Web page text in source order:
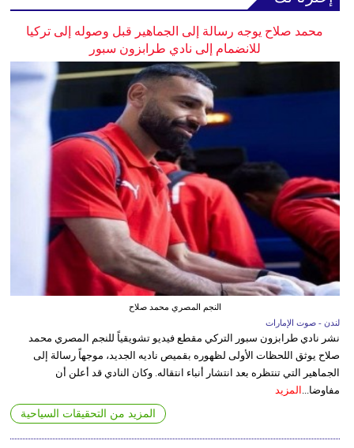
محمد صلاح يوجه رسالة إلى الجماهير قبل وصوله إلى تركيا
للانضمام إلى نادي طرابزون سبور
النجم المصري محمد صلاح
لندن - صوت الإمارات
نشر نادي طرابزون سبور التركي مقطع فيديو تشويقياً للنجم المصري محمد
صلاح يوثق اللحظات الأولى لظهوره بقميص ناديه الجديد، موجهاً رسالة إلى
الجماهير التي تنتظره بعد انتشار أنباء انتقاله. وكان النادي قد أعلن أن
مفاوضا... المزيد
المزيد من التحقيقات السياحية